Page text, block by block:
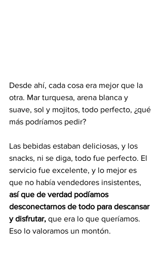
Desde ahí, cada cosa era mejor que la
otra. Mar turquesa, arena blanca y
suave, sol y mojitos, todo perfecto, ¿qué
más podríamos pedir?
Las bebidas estaban deliciosas, y los
snacks, ni se diga, todo fue perfecto. El
servicio fue excelente, y lo mejor es
que no había vendedores insistentes,
así que de verdad podíamos
desconectarnos de todo para descansar
y disfrutar, que era lo que queríamos.
Eso lo valoramos un montón.